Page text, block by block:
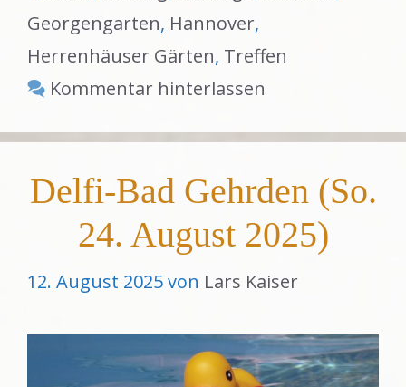
Georgengarten, Hannover,
Herrenhäuser Gärten, Treffen
Kommentar hinterlassen
Delfi-Bad Gehrden (So.
24. August 2025)
12. August 2025von Lars Kaiser